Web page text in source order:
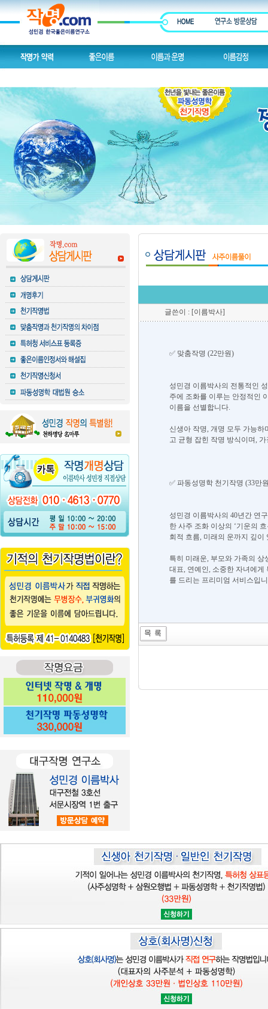
글쓴이 : [이름박사]
✅ 맞춤작명 (22만원)
성민경 이름박사의 전통적인
주에 조화를 이루는 안정적인
이름을 선별합니다.
신생아 작명, 개명 모두 가능
고 균형 잡힌 작명 방식이며,
✅ 파동성명학 천기작명 (33만
성민경 이름박사의 40년간 연
한 사주 조화 이상의 ‘기운의
회적 흐름, 미래의 운까지 깊
특히 미래운, 부모와 가족의
대표, 연예인, 소중한 자녀에게
를 드리는 프리미엄 서비스입